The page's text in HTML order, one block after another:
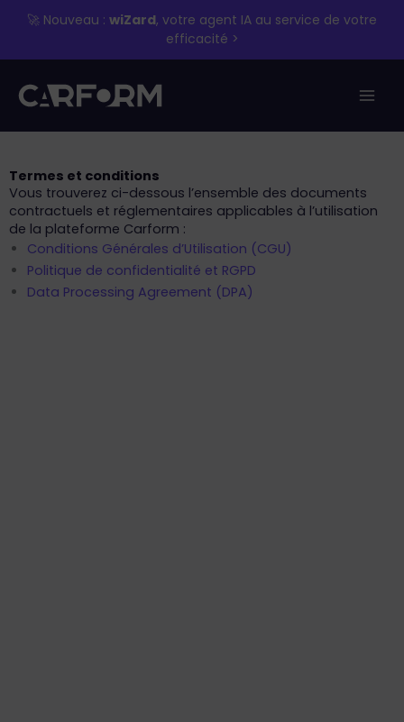
🚀 Nouveau : wiZard, votre agent IA au service de votre
efficacité >
Termes et conditions
Vous trouverez ci-dessous l’ensemble des documents
contractuels et réglementaires applicables à l’utilisation
de la plateforme Carform :
Conditions Générales d’Utilisation (CGU)
Politique de confidentialité et RGPD
Data Processing Agreement (DPA)